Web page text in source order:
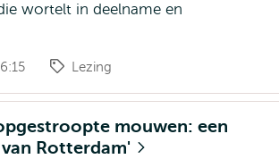
wortelt in deelname en
Lezing
mouwen: een
Rotterdam'